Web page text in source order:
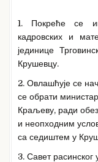
1. Покреће се
кадровских и
јединице
Крушевцу.
2. Овлашћује се
се обрати
Краљеву, ради
и неопходним
са седиштем у
3. Савет расинског